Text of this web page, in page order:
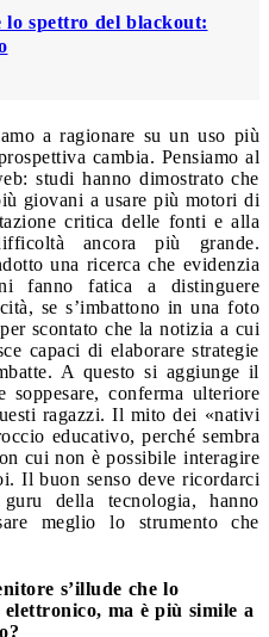
spettro del blackout:
a ragionare su un uso più
cambia. Pensiamo al
studi hanno dimostrato che
giovani a usare più motori di
critica delle fonti e alla
ancora più grande.
una ricerca che evidenzia
fanno fatica a distinguere
se s’imbattono in una foto
scontato che la notizia a cui
capaci di elaborare strategie
A questo si aggiunge il
conferma ulteriore
ragazzi. Il mito dei «nativi
educativo, perché sembra
cui non è possibile interagire
Il buon senso deve ricordarci
della tecnologia, hanno
meglio lo strumento che
s’illude che lo
ma è più simile a